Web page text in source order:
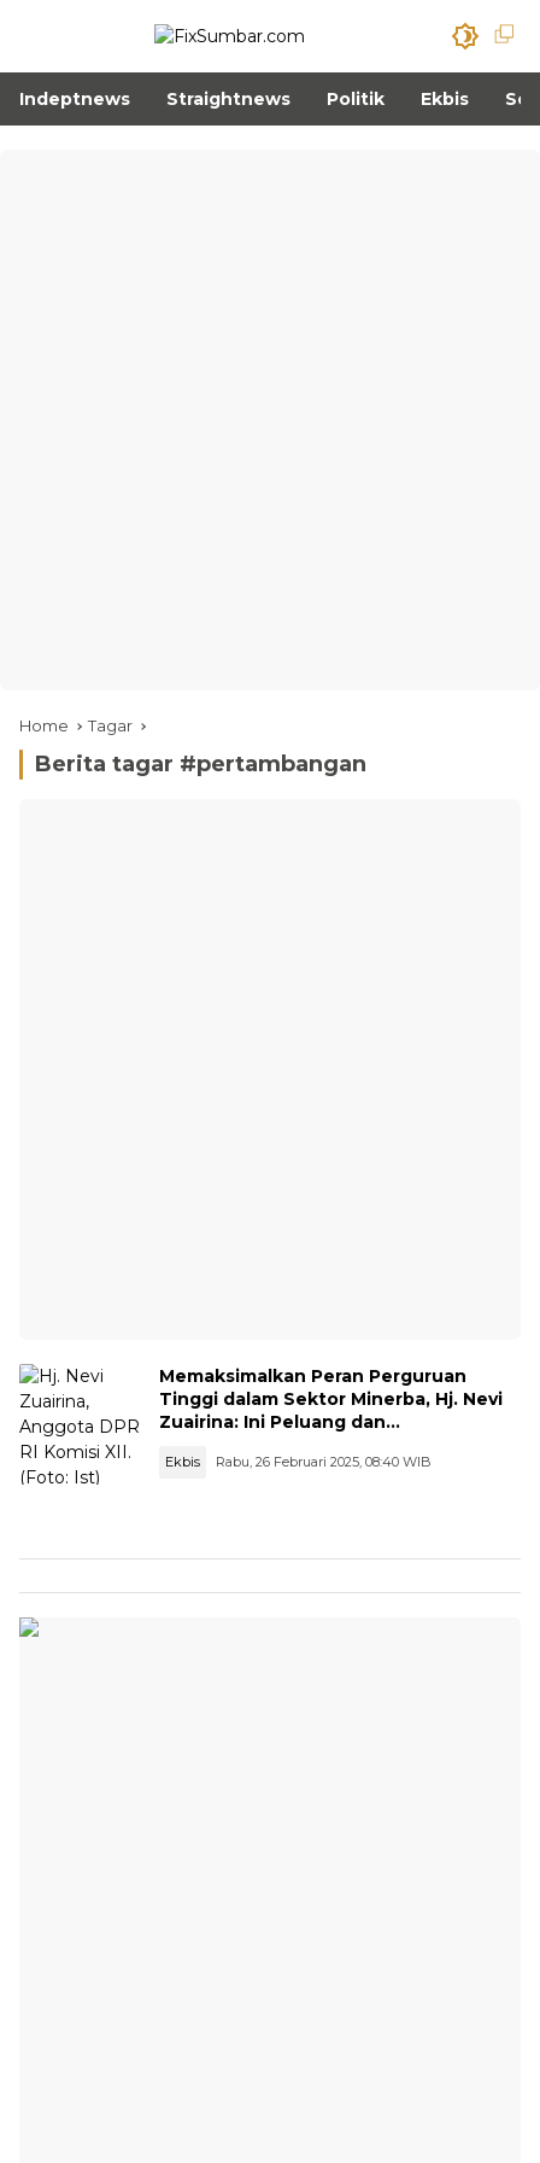
Indeptnews Straightnews Politik Ekbis
Home Tagar
Berita tagar #pertambangan
Memaksimalkan Peran Perguruan
Tinggi dalam Sektor Minerba, Hj. Nevi
Zuairina: Ini Peluang dan
Ekbis Rabu, 26 Februari 2025, 08:40 WIB